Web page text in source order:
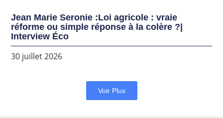
Jean Marie Seronie :Loi agricole : vraie
réforme ou simple réponse à la colère ?|
Interview Éco
30 juillet 2026
Voir Plus